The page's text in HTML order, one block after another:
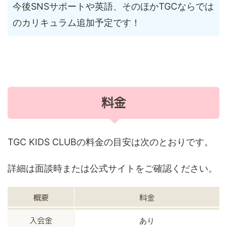
今後SNSサポートや英語、そのほかTGCならでは
のカリキュラム追加予定です！
料金
TGC KIDS CLUBの料金の目安は次のとおりです。
詳細は面談時または公式サイトをご確認ください。
概要 料金
入会金
あり